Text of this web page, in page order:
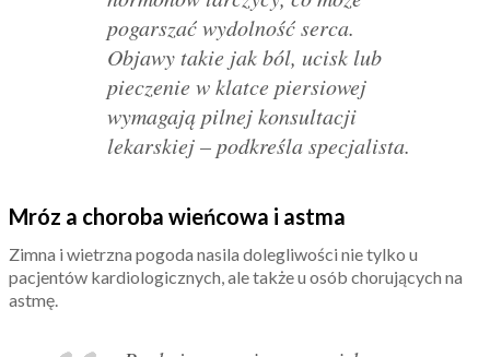
pogarszać wydolność serca.
Objawy takie jak ból, ucisk lub
pieczenie w klatce piersiowej
wymagają pilnej konsultacji
lekarskiej – podkreśla specjalista.
Mróz a choroba wieńcowa i astma
Zimna i wietrzna pogoda nasila dolegliwości nie tylko u
pacjentów kardiologicznych, ale także u osób chorujących na
astmę.